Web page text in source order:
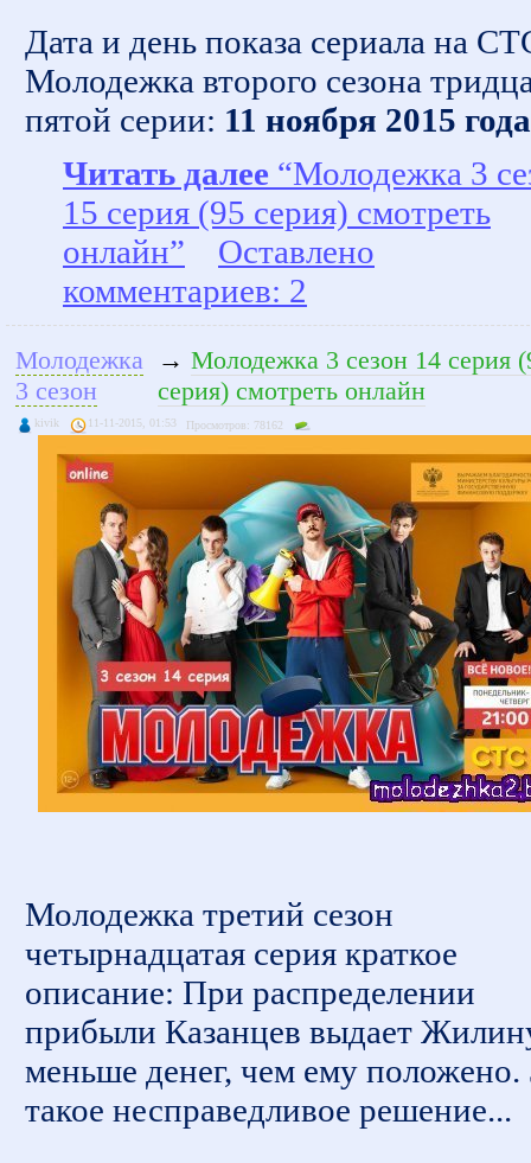
Дата и день показа сериала на
Молодежка второго сезона
пятой серии: 11 ноября 2015 года
Читать далее “Молодежка 3
15 серия (95 серия) смотреть
онлайн”
Оставлено
комментариев: 2
Молодежка
3 сезон
→ Молодежка 3 сезон 14 серия
серия) смотреть онлайн
kivik 11-11-2015, 01:53 Просмотров: 78162
Молодежка третий сезон
четырнадцатая серия краткое
описание: При распределении
прибыли Казанцев выдает
меньше денег, чем ему положено.
такое несправедливое решение...